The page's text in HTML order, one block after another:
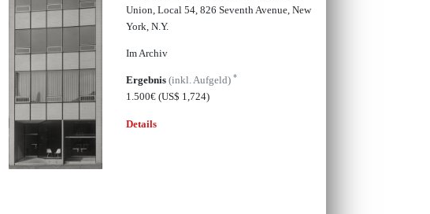
Union, Local 54, 826 Seventh Avenue, New
York, N.Y.
Im Archiv
Ergebnis (inkl. Aufgeld) *
1.500€ (US$ 1,724)
Details